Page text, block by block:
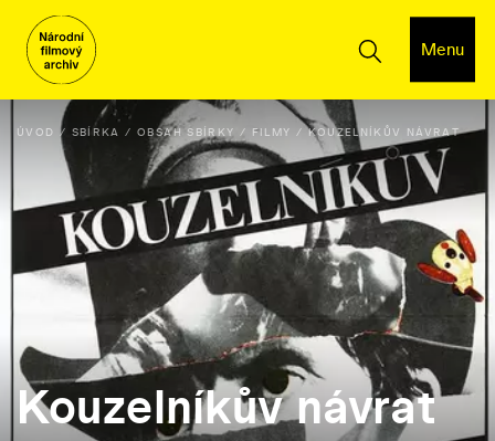
Menu
ÚVOD SBÍRKA OBSAH SBÍRKY FILMY KOUZELNÍKŮV NÁVRAT
Kouzelníkův návrat